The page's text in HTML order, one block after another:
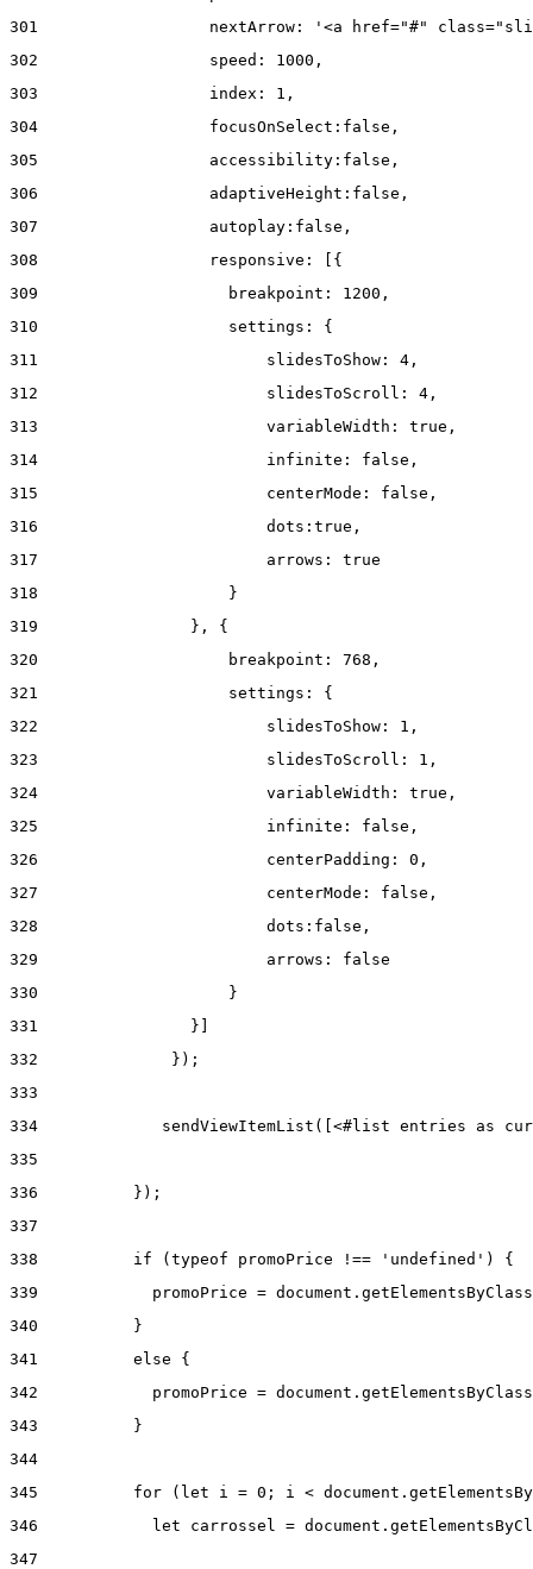
301
nextArrow: '<a href="#"
302
                  speed: 1000,
303
                  index: 1,
304
                  focusOnSelect:false,
305
                  accessibility:false,
306
                  adaptiveHeight:false,
307
                  autoplay:false,
308
                  responsive: [{
309
                    breakpoint: 1200,
310
                    settings: {
311
                        slidesToShow: 4,
312
                        slidesToScroll: 4,
313
                        variableWidth: true,
314
                        infinite: false,
315
                        centerMode: false,
316
                        dots:true,
317
                        arrows: true
318
                    }
319
                }, {
320
                    breakpoint: 768,
321
                    settings: {
322
                        slidesToShow: 1,
323
                        slidesToScroll: 1,
324
                        variableWidth: true,
325
                        infinite: false,
326
                        centerPadding: 0,
327
                        centerMode: false,
328
                        dots:false,
329
                        arrows: false
330
                    }
331
                }]
332
              });
333
334
sendViewItemList([<#list entries as
335
336
          });
337
338
          if (typeof promoPrice !== 'undefined') {
339
promoPrice =
340
          }
341
          else {
342
promoPrice =
343
          }
344
345
for (let i = 0; i <
346
let carrossel =
347